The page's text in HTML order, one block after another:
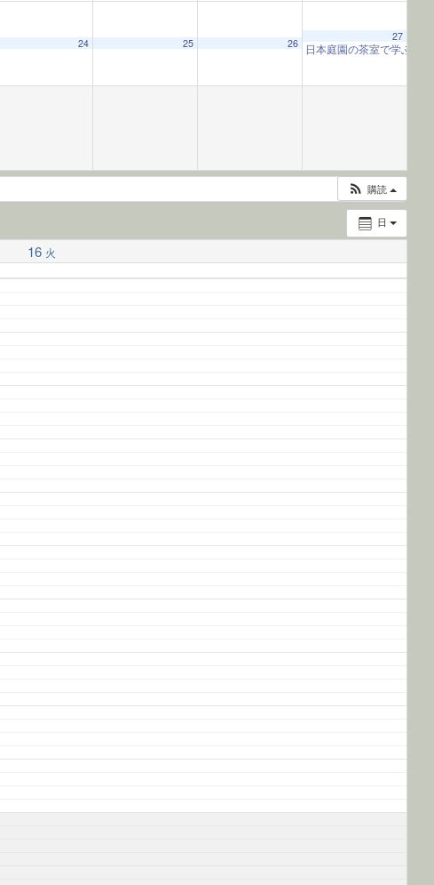
24 25 26
27
日本庭園の茶室で学ぶ子
購読
日
16 火